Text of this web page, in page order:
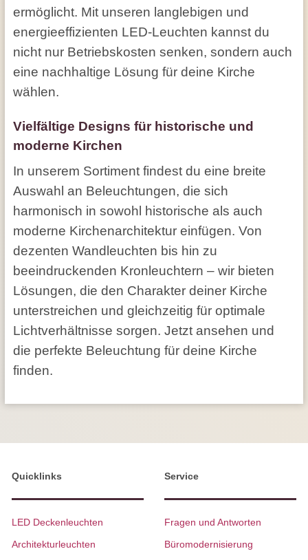
ermöglicht. Mit unseren langlebigen und
energieeffizienten LED-Leuchten kannst du
nicht nur Betriebskosten senken, sondern auch
eine nachhaltige Lösung für deine Kirche
wählen.
Vielfältige Designs für historische und
moderne Kirchen
In unserem Sortiment findest du eine breite
Auswahl an Beleuchtungen, die sich
harmonisch in sowohl historische als auch
moderne Kirchenarchitektur einfügen. Von
dezenten Wandleuchten bis hin zu
beeindruckenden Kronleuchtern – wir bieten
Lösungen, die den Charakter deiner Kirche
unterstreichen und gleichzeitig für optimale
Lichtverhältnisse sorgen. Jetzt ansehen und
die perfekte Beleuchtung für deine Kirche
finden.
Quicklinks
LED Deckenleuchten
Architekturleuchten
Service
Fragen und Antworten
Büromodernisierung